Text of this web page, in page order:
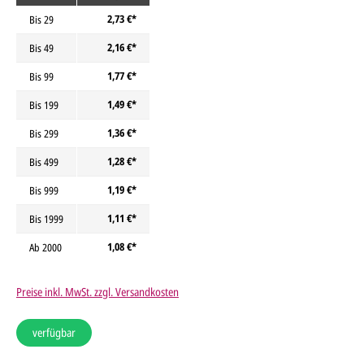
Bis29
2,73 €*
Bis49
2,16 €*
Bis99
1,77 €*
Bis 199
1,49 €*
Bis299
1,36 €*
Bis499
1,28 €*
Bis999
1,19 €*
Bis 1999
1,11 €*
Ab 2000 1,08 €*
Preise inkl. MwSt. zzgl. Versandkosten
verfügbar